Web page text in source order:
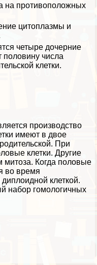
на противоположных
цитоплазмы и
четыре дочерние
половину числа
клетки.
производство
имеют в двое
При
клетки. Другие
митоза. Когда пoлoвые
во время
диплоидной клеткой.
набор гомологичных